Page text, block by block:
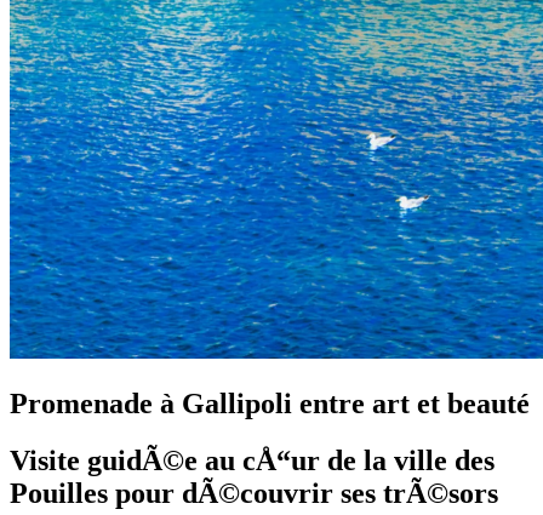
Promenade à Gallipoli entre art et beauté
Visite guidÃ©e au cÅ“ur de la ville des
Pouilles pour dÃ©couvrir ses trÃ©sors